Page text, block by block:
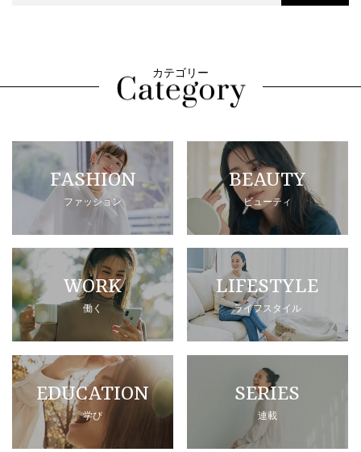
カテゴリー
FASHION
ファッション
BEAUTY
ビューティ
WORK
働く
LIFESTYLE
ライフスタイル
EDUCATION
学び
SERIES
連載